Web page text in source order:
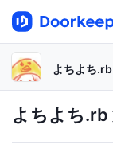
よちよち.rb
よちよち